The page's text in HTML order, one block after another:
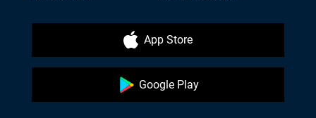
App Store
Google Play